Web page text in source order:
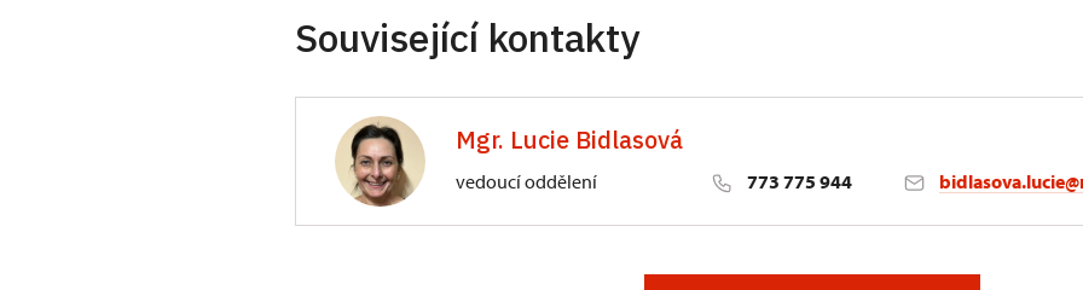
Související kontakty
Mgr. Lucie Bidlasová
vedoucí oddělení 773 775 944